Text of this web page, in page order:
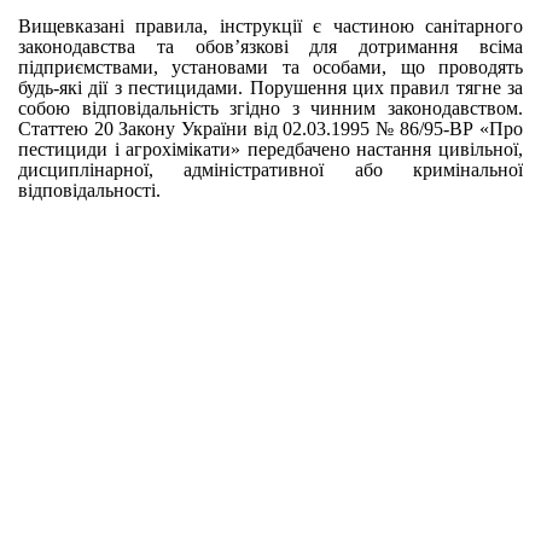
Вищевказані правила, інструкції є частиною санітарного
законодавства та обов’язкові для дотримання всіма
підприємствами, установами та особами, що проводять
будь-які дії з пестицидами. Порушення цих правил тягне за
собою відповідальність згідно з чинним законодавством.
Статтею 20 Закону України від 02.03.1995 № 86/95-ВР «Про
пестициди і агрохімікати» передбачено настання цивільної,
дисциплінарної, адміністративної або кримінальної
відповідальності.